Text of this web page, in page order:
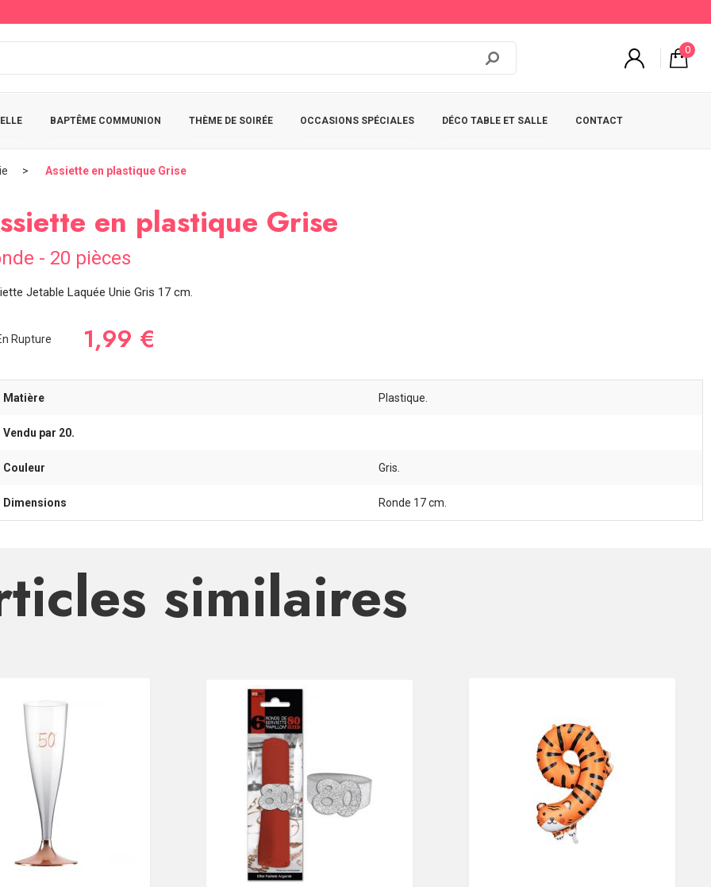
0
BAPTÊME COMMUNION THÈME DE SOIRÉE OCCASIONS SPÉCIALES DÉCO TABLE ET SALLE CONTACT
Assiette en plastique Grise
en plastique Grise
- 20 pièces
Jetable Laquée Unie Gris 17 cm.
Rupture 1,99 €
Matière Plastique.
Vendu par 20.
Couleur Gris.
Dimensions Ronde 17 cm.
similaires